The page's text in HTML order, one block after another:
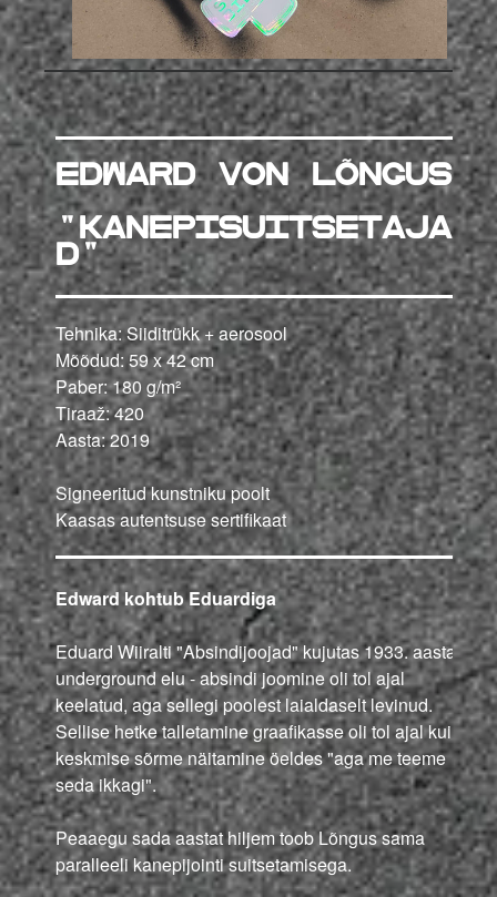
Edward von Lõngus
"KANEPISUITSETAJA
D"
Tehnika: Siiditrükk + aerosool
Mõõdud: 59 x 42 cm
Paber: 180 g/m²
Tiraaž: 420
Aasta: 2019
Signeeritud kunstniku poolt
Kaasas autentsuse sertifikaat
Edward kohtub Eduardiga
Eduard Wiiralti "Absindijoojad" kujutas 1933. aasta
underground elu - absindi joomine oli tol ajal
keelatud, aga sellegi poolest laialdaselt levinud.
Sellise hetke talletamine graafikasse oli tol ajal kui
keskmise sõrme näitamine öeldes "aga me teeme
seda ikkagi".
Peaaegu sada aastat hiljem toob Lõngus sama
paralleeli kanepijointi suitsetamisega.